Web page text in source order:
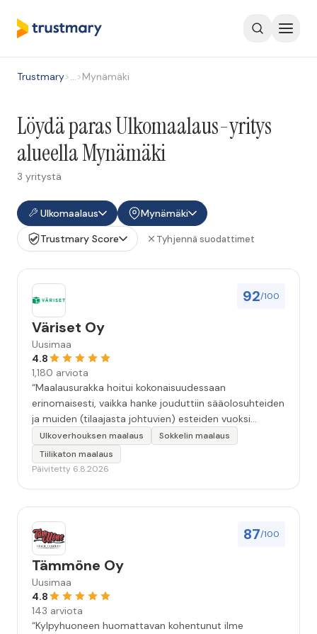
Trustmary>…>Mynämäki
Löydä paras Ulkomaalaus-yritys
alueella Mynämäki
3 yritystä
Ulkomaalaus
Mynämäki
Trustmary Score
Tyhjennä suodattimet
92/100
Väriset Oy
Uusimaa
4.8
1,180 arviota
“Maalausurakka hoitui kokonaisuudessaan
erinomaisesti, vaikka hanke jouduttiin sääolosuhteiden
ja muiden (tilaajasta johtuvien) esteiden vuoksi
keskeyttämään n. 3 viikoksi. Maalaistulos on oikein
hyvä, yhteydenpito erinomaista, jälkityöt tehtiin
huolellisesti. Suosittelen. Erityiskiitos itse maalareille:
Ulkoverhouksen maalaus
Sokkelin maalaus
Tiilikaton maalaus
Päivitetty 6.8.2026
87/100
Tämmöne Oy
Uusimaa
4.8
143 arviota
“Kylpyhuoneen huomattavan kohentunut ilme